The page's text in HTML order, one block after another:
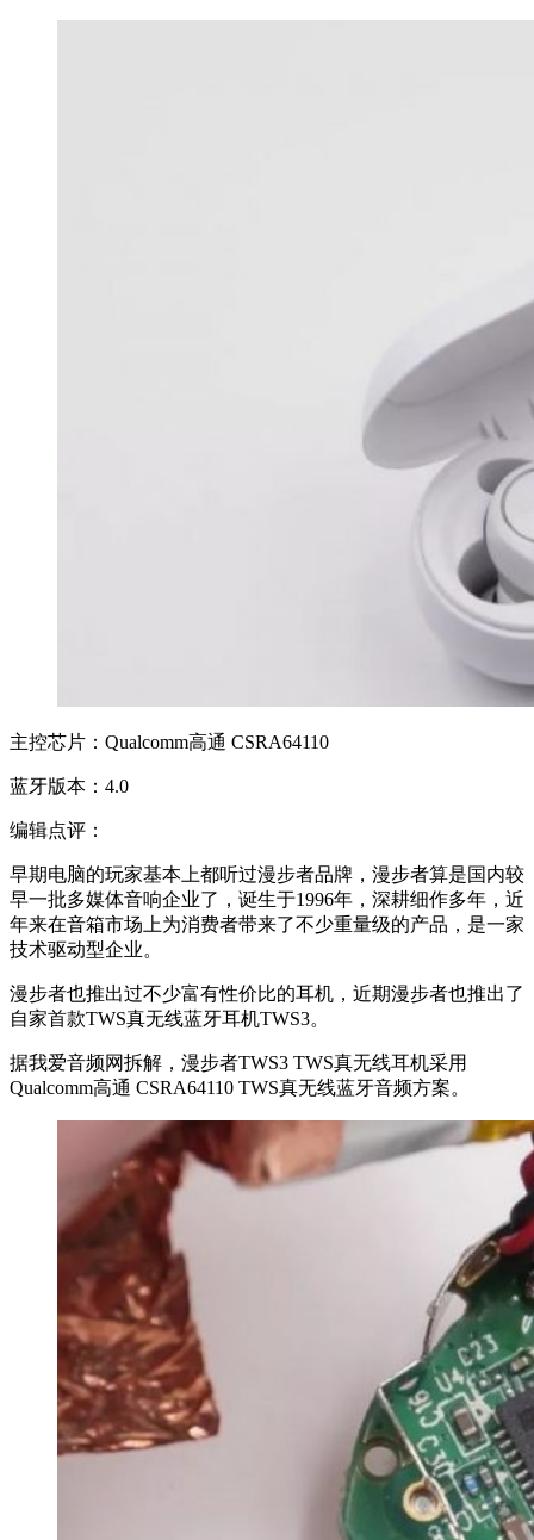
主控芯片：Qualcomm高通 CSRA64110
蓝牙版本：4.0
编辑点评：
早期电脑的玩家基本上都听过漫步者品牌，漫步者算是国内较
早一批多媒体音响企业了，诞生于1996年，深耕细作多年，近
年来在音箱市场上为消费者带来了不少重量级的产品，是一家
技术驱动型企业。
漫步者也推出过不少富有性价比的耳机，近期漫步者也推出了
自家首款TWS真无线蓝牙耳机TWS3。
据我爱音频网拆解，漫步者TWS3 TWS真无线耳机采用
Qualcomm高通 CSRA64110 TWS真无线蓝牙音频方案。